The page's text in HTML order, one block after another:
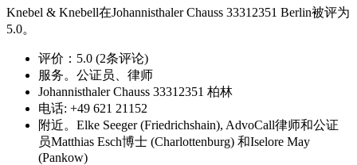
Knebel & Knebell在Johannisthaler Chauss 33312351 Berlin被评为
5.0。
评价：5.0 (2条评论)
服务。公证员、律师
Johannisthaler Chauss 33312351 柏林
电话: +49 621 21152
附近。Elke Seeger (Friedrichshain), AdvoCall律师和公证
员Matthias Esch博士 (Charlottenburg) 和Iselore May
(Pankow)